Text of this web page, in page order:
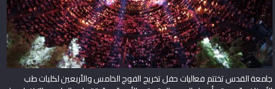
جامعة القدس تختتم فعاليات حفل تخريج الفوج الخامس والأربعين لكليات طب